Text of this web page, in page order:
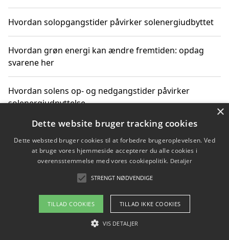
Hvordan solopgangstider påvirker solenergiudbyttet
Hvordan grøn energi kan ændre fremtiden: opdag
svarene her
Hvordan solens op- og nedgangstider påvirker
solenergiudnyttelse
Hvordan du får svar på energispørgsmål om
vedvarende energikilder
Om / kontakt
Blog Betingelser
×
Dette website bruger tracking cookies
Dette websted bruger cookies til at forbedre brugeroplevelsen. Ved
at bruge vores hjemmeside accepterer du alle cookies i
overensstemmelse med vores cookiepolitik. Detaljer
STRENGT NØDVENDIGE
TILLAD COOKIES TILLAD IKKE COOKIES
VIS DETALJER